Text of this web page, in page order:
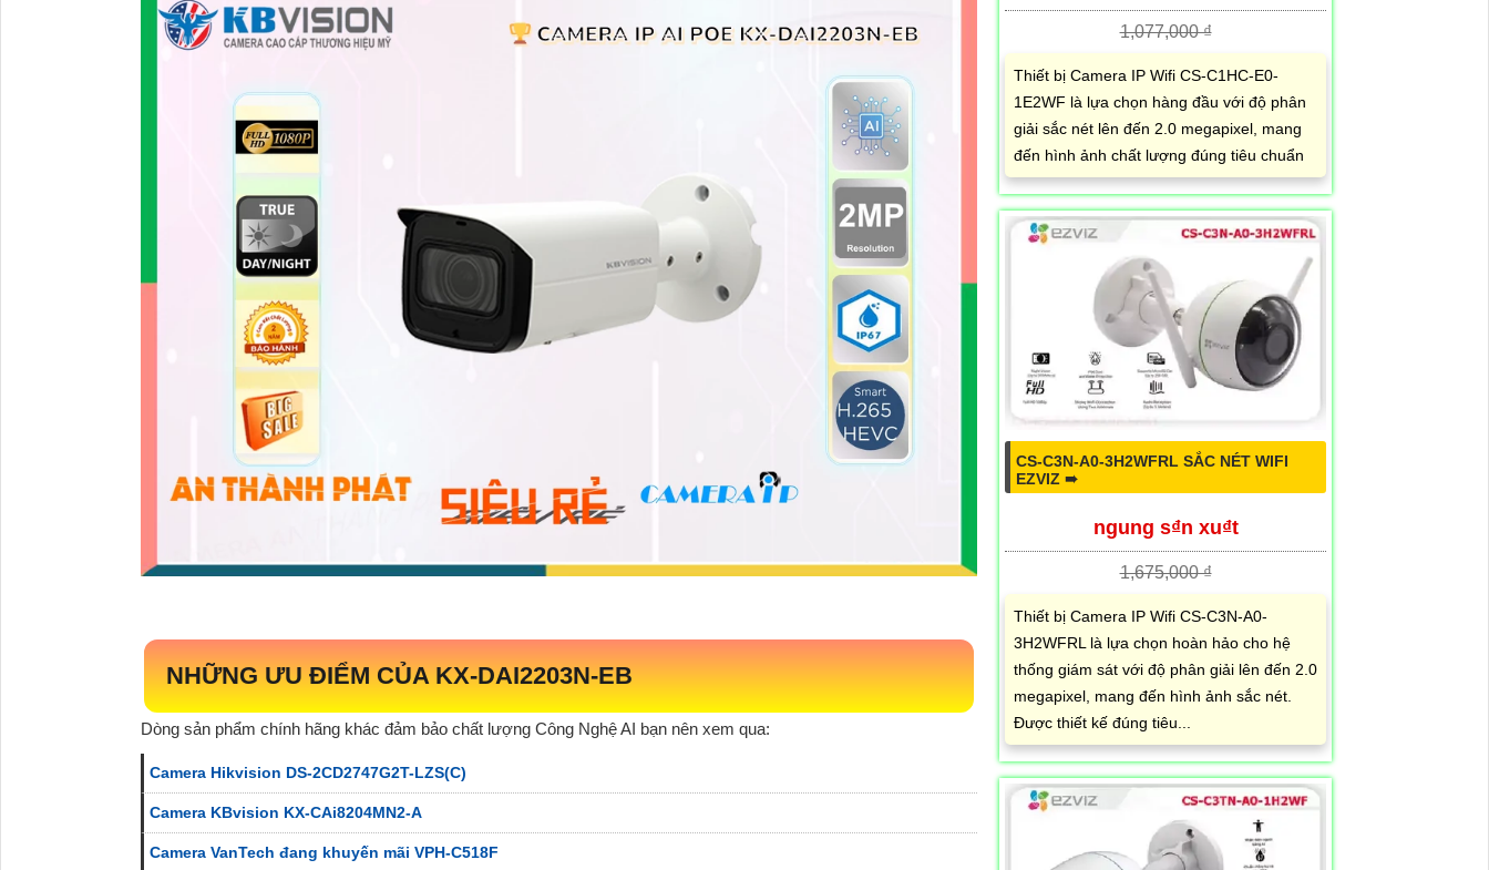
NHỮNG ƯU ĐIỂM CỦAKX-DAI2203N-EB
Dòng sản phẩm chính hãng khác đảm bảo chất lượng Công Nghệ AI bạn nên xem qua:
Camera Hikvision DS-2CD2747G2T-LZS(C)
Camera KBvision KX-CAi8204MN2-A
Camera VanTech đang khuyến mãi VPH-C518F
1,077,000 ₫
Thiết bị Camera IP Wifi CS-C1HC-E0-
1E2WF là lựa chọn hàng đầu với độ phân
giải sắc nét lên đến 2.0 megapixel, mang
đến hình ảnh chất lượng đúng tiêu chuẩn
CS-C3N-A0-3H2WFRL SẮC NÉT WIFI
EZVIZ ➠
ngung s₫n xu₫t
1,675,000 ₫
Thiết bị Camera IP Wifi CS-C3N-A0-
3H2WFRL là lựa chọn hoàn hảo cho hệ
thống giám sát với độ phân giải lên đến 2.0
megapixel, mang đến hình ảnh sắc nét.
Được thiết kế đúng tiêu...